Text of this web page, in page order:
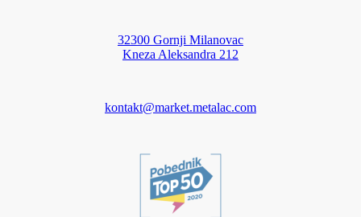
32300 Gornji Milanovac
Kneza Aleksandra 212
kontakt@market.metalac.com